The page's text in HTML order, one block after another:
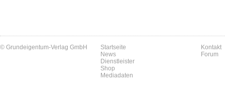
© Grundeigentum-Verlag GmbH
Startseite
News
Dienstleister
Shop
Mediadaten
Kontakt
Forum